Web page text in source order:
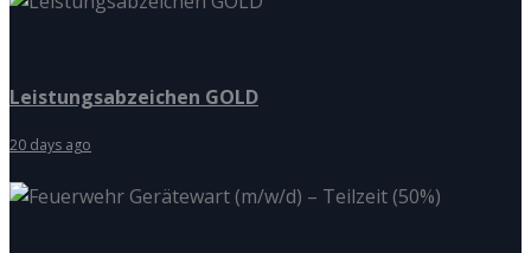
Leistungsabzeichen GOLD
20 days ago